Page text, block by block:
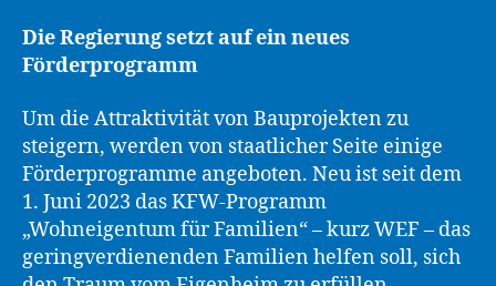
Die Regierung setzt auf ein neues
Förderprogramm
Um die Attraktivität von Bauprojekten zu
steigern, werden von staatlicher Seite einige
Förderprogramme angeboten. Neu ist seit dem
1. Juni 2023 das KFW-Programm
„Wohneigentum für Familien“ – kurz WEF – das
geringverdienenden Familien helfen soll, sich